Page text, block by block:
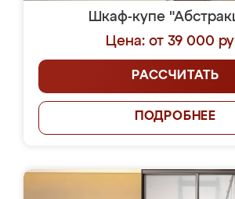
Шкаф-купе
Цена: от 39 000
РАССЧИТАТЬ
ПОДРОБНЕЕ